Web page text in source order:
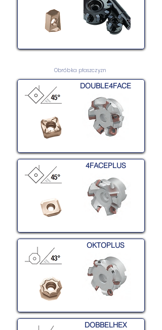
Obróbka płaszczyzn
DOUBLE4FACE
4FACEPLUS
OKTOPLUS
DOBBELHEX